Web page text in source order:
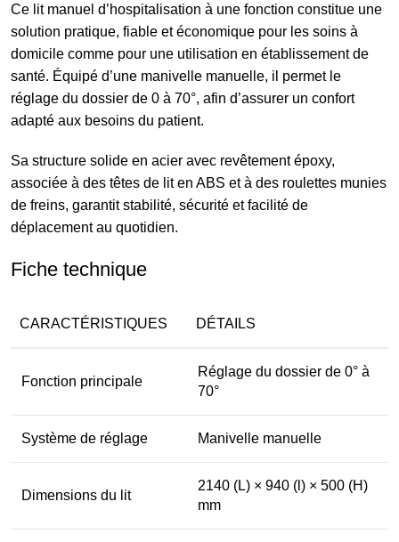
Ce lit manuel d’hospitalisation à une fonction constitue une
solution pratique, fiable et économique pour les soins à
domicile comme pour une utilisation en établissement de
santé. Équipé d’une manivelle manuelle, il permet le
réglage du dossier de 0 à 70°, afin d’assurer un confort
adapté aux besoins du patient.
Sa structure solide en acier avec revêtement époxy,
associée à des têtes de lit en ABS et à des roulettes munies
de freins, garantit stabilité, sécurité et facilité de
déplacement au quotidien.
Fiche technique
CARACTÉRISTIQUES DÉTAILS
Fonction principale
Réglage du dossier de 0° à
70°
Système de réglage Manivelle manuelle
Dimensions du lit
2140 (L) × 940 (l) × 500 (H)
mm